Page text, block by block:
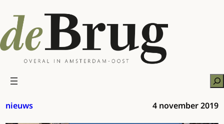
naar
de
inhoud
nieuws 4 november 2019